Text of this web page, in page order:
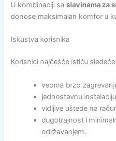
U kombinaciji saslavinama za
donose maksimalan komfor u
Iskustva korisnika
Korisnici najčešće ističu
veoma brzo
jednostavnu
vidljive uštede na
dugotrajnost i
održavanjem.